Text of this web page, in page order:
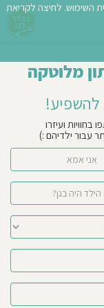
מלוטקה
להשפיע!
ועיזרו
עבור ילדיהם :)
אני אמא
השימוש. לחיצה לקריאת